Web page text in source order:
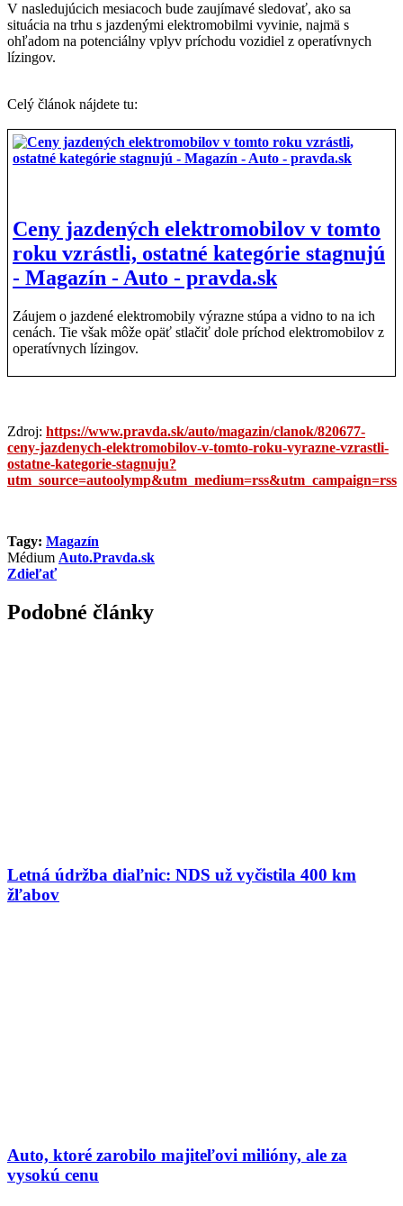
V nasledujúcich mesiacoch bude zaujímavé sledovať, ako sa
situácia na trhu s jazdenými elektromobilmi vyvinie, najmä s
ohľadom na potenciálny vplyv príchodu vozidiel z operatívnych
lízingov.
Celý článok nájdete tu:
Ceny jazdených elektromobilov v tomto
roku vzrástli, ostatné kategórie stagnujú
- Magazín - Auto - pravda.sk
Záujem o jazdené elektromobily výrazne stúpa a vidno to na ich
cenách. Tie však môže opäť stlačiť dole príchod elektromobilov z
operatívnych lízingov.
Zdroj: https://www.pravda.sk/auto/magazin/clanok/820677-
ceny-jazdenych-elektromobilov-v-tomto-roku-vyrazne-vzrastli-
ostatne-kategorie-stagnuju?
utm_source=autoolymp&utm_medium=rss&utm_campaign=rss
Tagy: Magazín
Médium Auto.Pravda.sk
Zdieľať
Podobné články
Letná údržba diaľnic: NDS už vyčistila 400 km
žľabov
Auto, ktoré zarobilo majiteľovi milióny, ale za
vysokú cenu